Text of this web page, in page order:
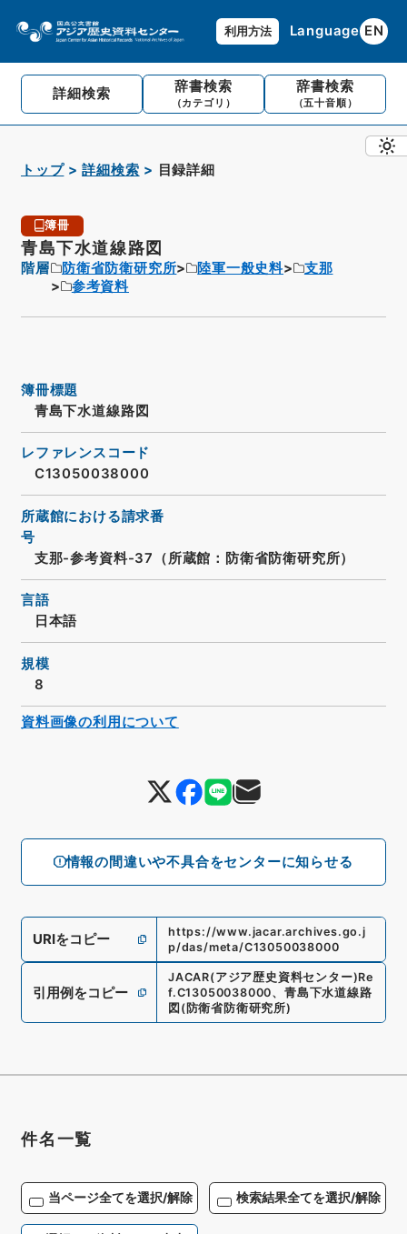
利用方法 Language EN
詳細検索 辞書検索
（カテゴリ）
辞書検索
（五十音順）
トップ 詳細検索 目録詳細
簿冊
青島下水道線路図
階層 防衛省防衛研究所 陸軍一般史料
支那
参考資料
情報の間違いや不具合をセンターに知らせる
簿冊標題
青島下水道線路図
レファレンスコード
C13050038000
所蔵館における請求番
号
支那-参考資料-37（所蔵館：防衛省防衛研究所）
言語
日本語
規模
8
URIをコピー
https://www.jacar.archives.go.j
p/das/meta/C13050038000
引用例をコピー
JACAR(アジア歴史資料センター)Re
f.C13050038000、 青島下水道線路
図 ( 防衛省防衛研究所)
資料画像の利用について
件名一覧
当ページ全てを選択/解除 検索結果全てを選択/解除